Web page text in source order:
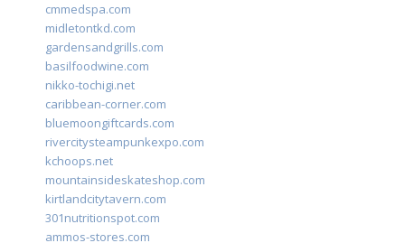
cmmedspa.com
midletontkd.com
gardensandgrills.com
basilfoodwine.com
nikko-tochigi.net
caribbean-corner.com
bluemoongiftcards.com
rivercitysteampunkexpo.com
kchoops.net
mountainsideskateshop.com
kirtlandcitytavern.com
301nutritionspot.com
ammos-stores.com